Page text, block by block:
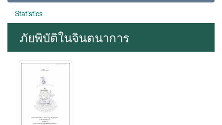
Statistics
ภัยพิบัติในจินตนาการ